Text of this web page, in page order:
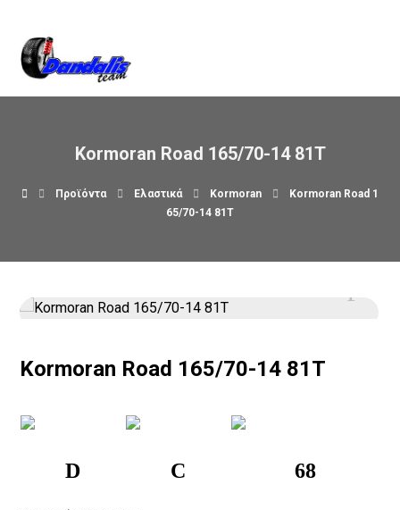
Kormoran Road 165/70-14 81T
Προϊόντα Ελαστικά Kormoran
Kormoran Road 1
65/70-14 81T
Kormoran Road 165/70-14 81T
D C 68